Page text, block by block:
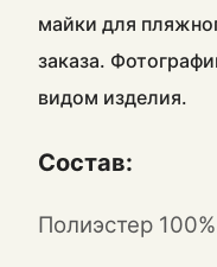
майки для
заказа.
видом изделия.
Состав:
Полиэстер